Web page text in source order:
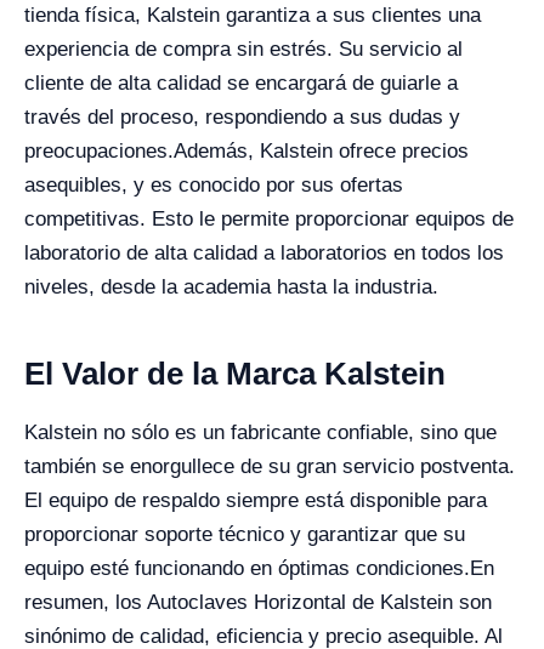
tienda física, Kalstein garantiza a sus clientes una
experiencia de compra sin estrés. Su servicio al
cliente de alta calidad se encargará de guiarle a
través del proceso, respondiendo a sus dudas y
preocupaciones.Además, Kalstein ofrece precios
asequibles, y es conocido por sus ofertas
competitivas. Esto le permite proporcionar equipos de
laboratorio de alta calidad a laboratorios en todos los
niveles, desde la academia hasta la industria.
El Valor de la Marca Kalstein
Kalstein no sólo es un fabricante confiable, sino que
también se enorgullece de su gran servicio postventa.
El equipo de respaldo siempre está disponible para
proporcionar soporte técnico y garantizar que su
equipo esté funcionando en óptimas condiciones.En
resumen, los Autoclaves Horizontal de Kalstein son
sinónimo de calidad, eficiencia y precio asequible. Al